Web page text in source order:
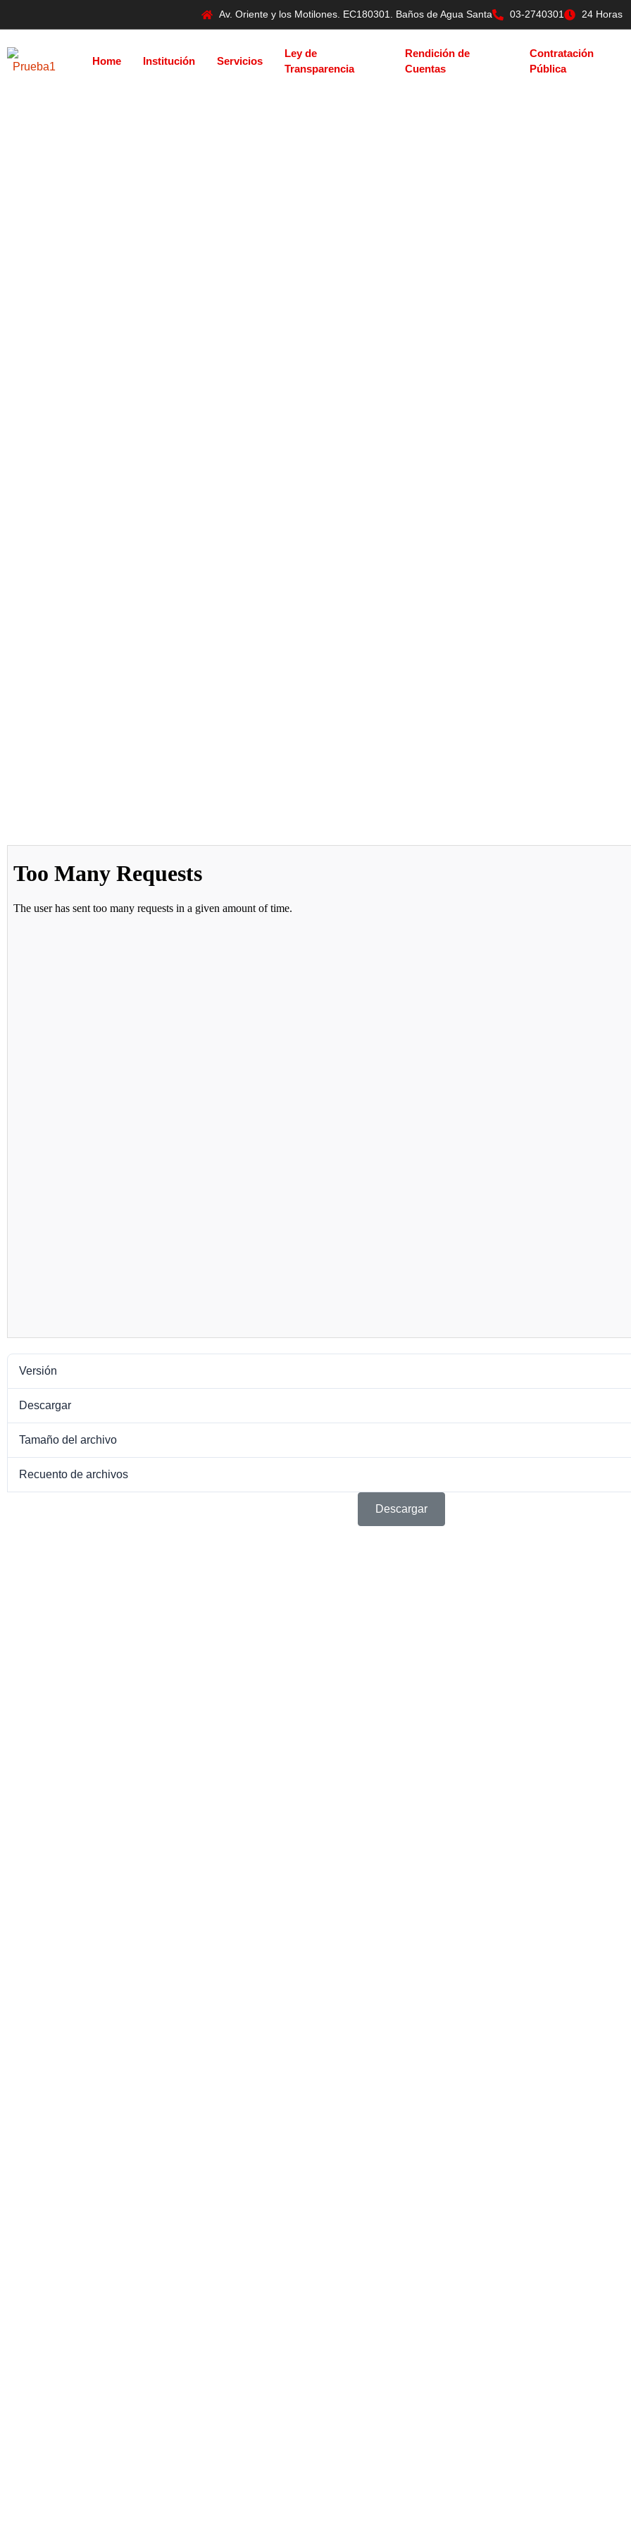
Av. Oriente y los Motilones. EC180301. Baños de Agua Santa 03-2740301 24 Horas
Home Institución Servicios
Ley de
Transparencia
Rendición de
Cuentas
Contratación
Pública
Versión
Descargar
Tamaño del archivo
Recuento de archivos
Descargar